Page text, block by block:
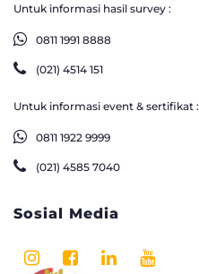
Untuk informasi hasil survey :
0811 1991 8888
(021) 4514 151
Untuk informasi event & sertifikat :
0811 1922 9999
(021) 4585 7040
Sosial Media